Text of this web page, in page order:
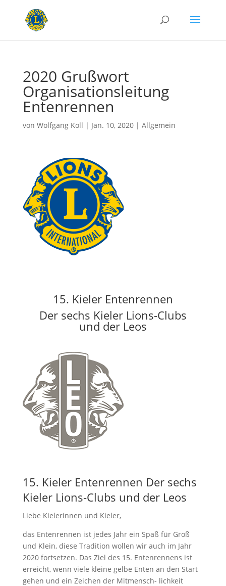
2020 Grußwort
Organisationsleitung
Entenrennen
von Wolfgang Koll | Jan. 10, 2020| Allgemein
15. Kieler Entenrennen
Der sechs Kieler Lions-Clubs
und der Leos
15. Kieler Entenrennen Der sechs
Kieler Lions-Clubs und der Leos
Liebe Kielerinnen und Kieler,
das Entenrennen ist jedes Jahr ein Spaß für Groß
und Klein, diese Tradition wollen wir auch im Jahr
2020 fortsetzen. Das Ziel des 15. Entenrennens ist
erreicht, wenn viele kleine gelbe Enten an den Start
gehen und ein Zeichen der Mitmensch- lichkeit